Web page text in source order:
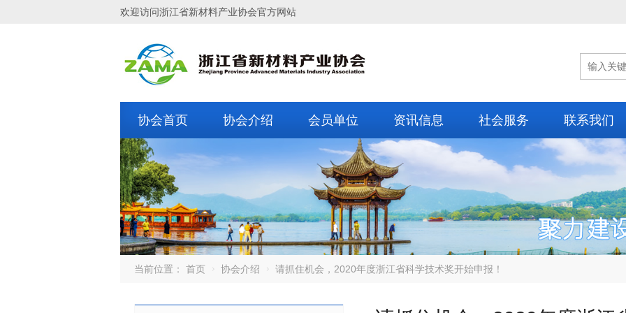
欢迎访问浙江省新材料产业协会官方网站
协会首页 协会介绍 会员单位 资讯信息 社会服务 联系我们
当前位置： 首页 协会介绍 请抓住机会，2020年度浙江省科学技术奖开始申报！